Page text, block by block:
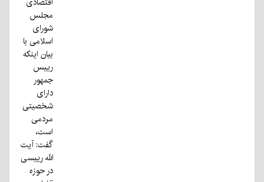
مجلس
شورای
اسلامی با
بیان اینکه
رییس
جمهور
دارای
شخصیتی
مردمی
است،
گفت: آیت
الله رییسی
در حوزه